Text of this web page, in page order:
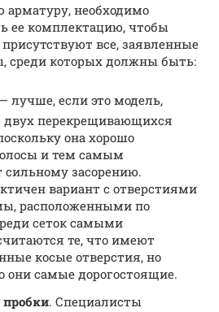
арматуру, необходимо
ее комплектацию, чтобы
все, заявленные
среди которых должны быть:
лучше, если это модель,
двух перекрещивающихся
она хорошо
и тем самым
сильному засорению.
вариант с отверстиями
расположенными по
сеток самыми
те, что имеют
косые отверстия, но
они самые дорогостоящие.
. Специалисты